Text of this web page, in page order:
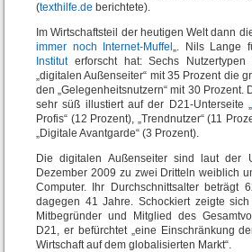
(texthilfe.de berichtete).
Im Wirtschaftsteil der heutigen Welt dann
immer noch Internet-Muffel „. Nils Lange
Instituterforscht hat: Sechs
„digitalen Außenseiter“ mit 35 Prozent die
den „Gelegenheitsnutzern“ mit 30
sehr süß illustiert auf der D21-Unterseite „
Profis“ (12 Prozent), „Trendnutzer“ (11
„Digitale Avantgarde“ (3 Prozent).
Die digitalen Außenseiter sind laut der
Dezember 2009 zu zwei Dritteln weiblich
Computer. Ihr Durchschnittsalter beträgt
dagegen 41 Jahre. Schockiert zeigte
Mitbegründer und Mitglied des
D21, er befürchtet „eine Einschränkung
Wirtschaft auf dem globalisierten Markt“.